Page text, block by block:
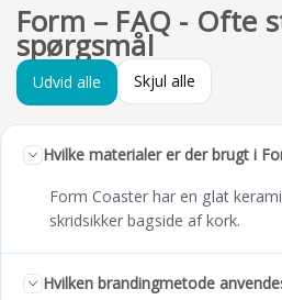
Form – FAQ - Ofte
spørgsmål
Udvid alle Skjul alle
Hvilke materialer er der brugt i
Form Coaster har en glat
skridsikker bagside af kork.
Hvilken brandingmetode